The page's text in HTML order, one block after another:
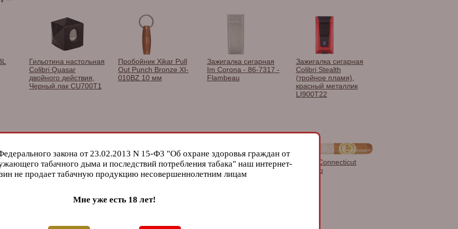
Гильотина настольная
Colibri Quasar
двойного действия,
Черный лак CU700T1
Пробойник Xikar Pull
Out Punch Bronze XI-
010BZ 10 мм
Зажигалка сигарная
Im Corona - 86-7317 -
Flambeau
Зажигалка сигарная
Colibri Stealth
(тройное пламя),
красный металлик
LI900T22
A. J. Fernandez New
World Decenio Toro
Rinas Sun Grown
Robusto
Villa Vieja Short
C.L.E. Connecticut
Robusto
закона от 23.02.2013 N 15-Ф3 "Об охране здоровья граждан от
табачного дыма и последствий потребления табака" наш интернет-
не продает табачную продукцию несовершеннолетним лицам
Мне уже есть 18 лет!